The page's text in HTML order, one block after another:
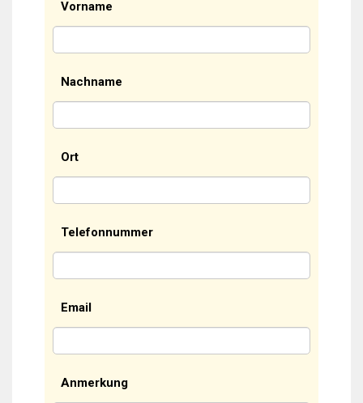
Vorname
Nachname
Ort
Telefonnummer
Email
Anmerkung